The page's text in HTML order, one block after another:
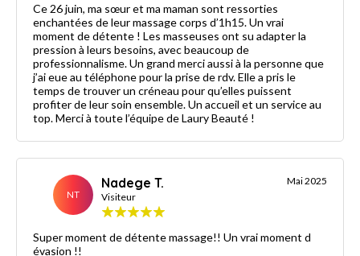
Ce 26 juin, ma sœur et ma maman sont ressorties
enchantées de leur massage corps d’1h15. Un vrai
moment de détente ! Les masseuses ont su adapter la
pression à leurs besoins, avec beaucoup de
professionnalisme. Un grand merci aussi à la personne que
j’ai eue au téléphone pour la prise de rdv. Elle a pris le
temps de trouver un créneau pour qu’elles puissent
profiter de leur soin ensemble. Un accueil et un service au
top. Merci à toute l’équipe de Laury Beauté !
NT
Nadege T.
Visiteur
Mai 2025
Super moment de détente massage!! Un vrai moment d
évasion !!